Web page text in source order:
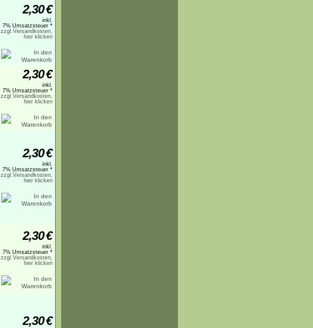
2,30€
inkl.
7% Umsatzsteuer *
zzgl.Versandkosten,
hier klicken
2,30€
inkl.
7% Umsatzsteuer *
zzgl.Versandkosten,
hier klicken
2,30€
inkl.
7% Umsatzsteuer *
zzgl.Versandkosten,
hier klicken
2,30€
inkl.
7% Umsatzsteuer *
zzgl.Versandkosten,
hier klicken
2,30€